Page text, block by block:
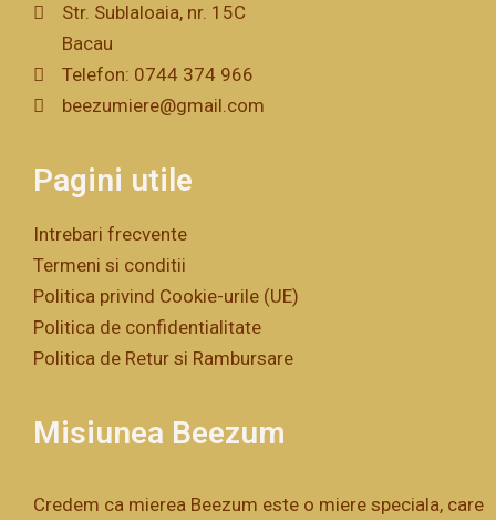
Str. Sublaloaia, nr. 15C
Bacau
Telefon: 0744 374 966
beezumiere@gmail.com
Pagini utile
Intrebari frecvente
Termeni si conditii
Politica privind Cookie-urile (UE)
Politica de confidentialitate
Politica de Retur si Rambursare
Misiunea Beezum
Credem ca mierea Beezum este o miere speciala, care